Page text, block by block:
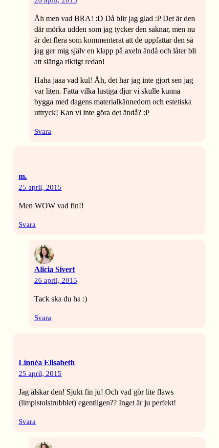
Åh men vad BRA! :D Då blir jag glad :P Det är den
där mörka udden som jag tycker den saknar, men nu
är det flera som kommenterat att de uppfattar den så
jag ger mig själv en klapp på axeln ändå och låter bli
att slänga riktigt redan!
Haha jaaa vad kul! Åh, det har jag inte gjort sen jag
var liten. Fatta vilka lustiga djur vi skulle kunna
bygga med dagens materialkännedom och estetiska
uttryck! Kan vi inte göra det ändå? :P
Svara
m.
25 april, 2015
Men WOW vad fin!!
Svara
Alicia Sivert
26 april, 2015
Tack ska du ha :)
Svara
Linnéa Elisabeth
25 april, 2015
Jag älskar den! Sjukt fin ju! Och vad gör lite flaws
(limpistolstrubblet) egentligen?? Inget är ju perfekt!
Svara